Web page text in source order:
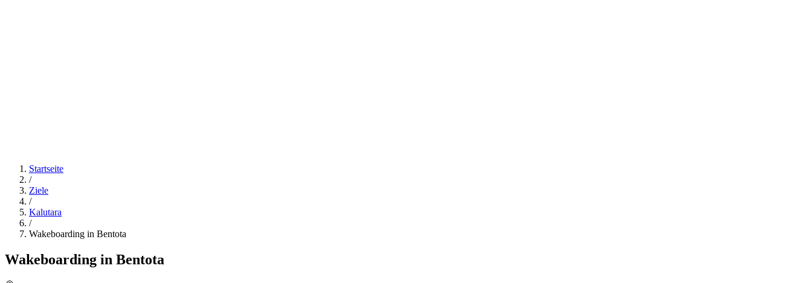
Startseite
/
Ziele
/
Kalutara
/
Wakeboarding in Bentota
Wakeboarding in Bentota